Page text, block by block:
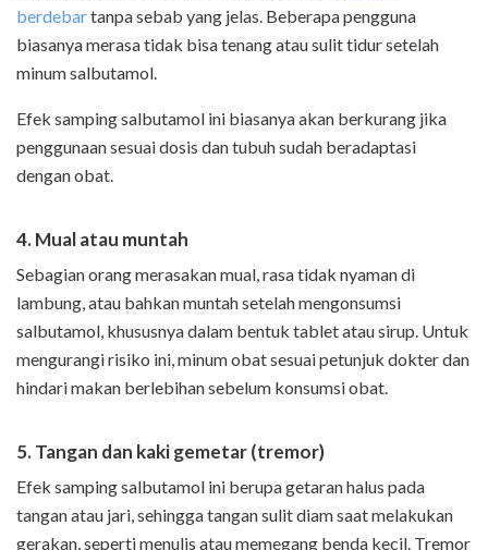
berdebartanpa sebab yang jelas. Beberapa pengguna
biasanya merasa tidak bisa tenang atau sulit tidur setelah
minum salbutamol.
Efek samping salbutamol ini biasanya akan berkurang jika
penggunaan sesuai dosis dan tubuh sudah beradaptasi
dengan obat.
4. Mual atau muntah
Sebagian orang merasakan mual, rasa tidak nyaman di
lambung, atau bahkan muntah setelah mengonsumsi
salbutamol, khususnya dalam bentuk tablet atau sirup. Untuk
mengurangi risiko ini, minum obat sesuai petunjuk dokter dan
hindari makan berlebihan sebelum konsumsi obat.
5. Tangan dan kaki gemetar (tremor)
Efek samping salbutamol ini berupa getaran halus pada
tangan atau jari, sehingga tangan sulit diam saat melakukan
gerakan, seperti menulis atau memegang benda kecil. Tremor